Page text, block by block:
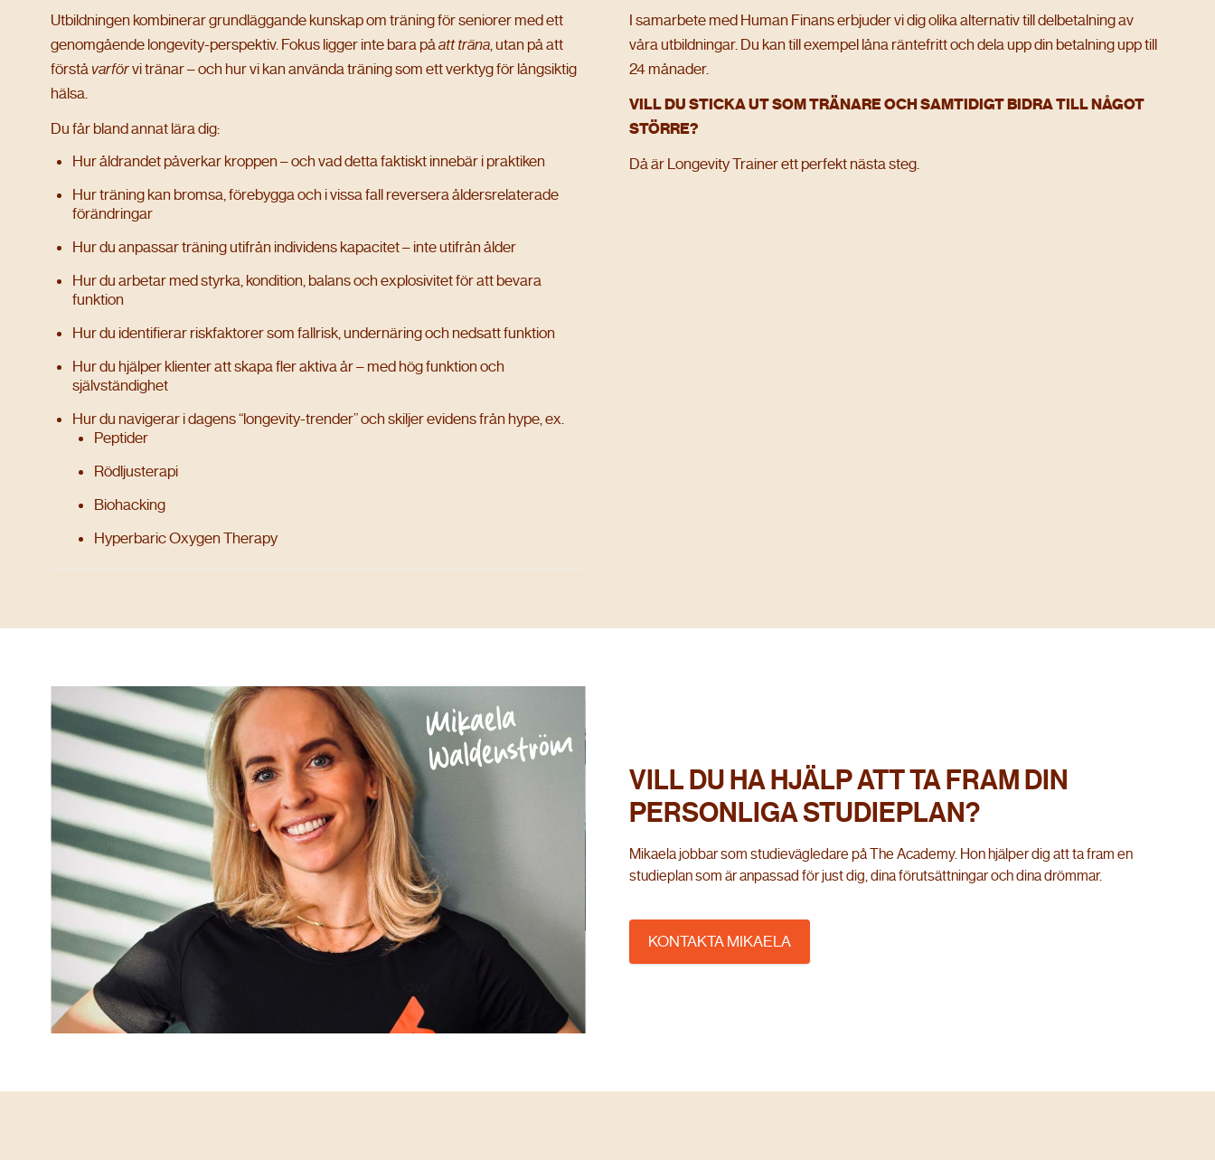
Utbildningen kombinerar grundläggande kunskap om träning för seniorer med ett
genomgående longevity-perspektiv. Fokus ligger inte bara på att träna , utan på att
förstå varförvi tränar – och hur vi kan använda träning som ett verktyg för långsiktig
hälsa.
Du får bland annat lära dig:
Hur åldrandet påverkar kroppen – och vad detta faktiskt innebär i praktiken
Hur träning kan bromsa, förebygga och i vissa fall reversera åldersrelaterade
förändringar
Hur du anpassar träning utifrån individens kapacitet – inte utifrån ålder
Hur du arbetar med styrka, kondition, balans och explosivitet för att bevara
funktion
Hur du identifierar riskfaktorer som fallrisk, undernäring och nedsatt funktion
Hur du hjälper klienter att skapa fler aktiva år – med hög funktion och
självständighet
Hur du navigerar i dagens “longevity-trender” och skiljer evidens från hype, ex.
Peptider
Rödljusterapi
Biohacking
Hyperbaric Oxygen Therapy
I samarbete med Human Finans erbjuder vi dig olika alternativ till delbetalning av
våra utbildningar. Du kan till exempel låna räntefritt och dela upp din betalning upp till
24 månader.
VILL DU STICKA UT SOM TRÄNARE OCH SAMTIDIGT BIDRA TILL NÅGOT
STÖRRE?
Då är Longevity Trainer ett perfekt nästa steg.
Mikaela
Waldenström
VILL DU HA HJÄLP ATT TA FRAM DIN
PERSONLIGA STUDIEPLAN?
Mikaela jobbar som studievägledare på The Academy. Hon hjälper dig att ta fram en
studieplan som är anpassad för just dig, dina förutsättningar och dina drömmar.
KONTAKTA MIKAELA
THE ACADEMY
LIVE
POWER FITNESS XPO
STOCKHOLM